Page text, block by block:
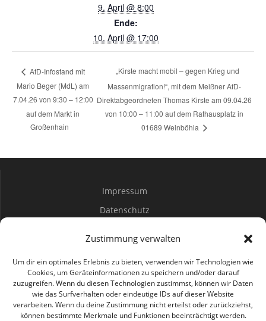
Zustimmung verwalten
Um dir ein optimales Erlebnis zu bieten, verwenden wir Technologien wie
Cookies, um Geräteinformationen zu speichern und/oder darauf
zuzugreifen. Wenn du diesen Technologien zustimmst, können wir Daten
wie das Surfverhalten oder eindeutige IDs auf dieser Website
verarbeiten. Wenn du deine Zustimmung nicht erteilst oder zurückziehst,
können bestimmte Merkmale und Funktionen beeinträchtigt werden.
9. April @ 8:00
Ende:
10. April @ 17:00
AfD-Infostand mit
Mario Beger (MdL) am
7.04.26 von 9:30 – 12:00
auf dem Markt in
Großenhain
„Kirste macht mobil – gegen Krieg und
Massenmigration!“, mit dem Meißner AfD-
Direktabgeordneten Thomas Kirste am 09.04.26
von 10:00 – 11:00 auf dem Rathausplatz in
01689 Weinböhla
Impressum
Datenschutz
Mitwirken
Bürgerbüro Coswig
Bürgerbüro Lommatzsch